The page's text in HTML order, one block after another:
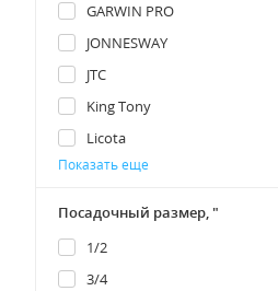
GARWIN PRO
JONNESWAY
JTC
King Tony
Licota
Ombra
Показать еще
Посадочный размер, "
1/2
3/4